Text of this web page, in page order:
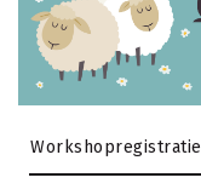
Workshopregistratie